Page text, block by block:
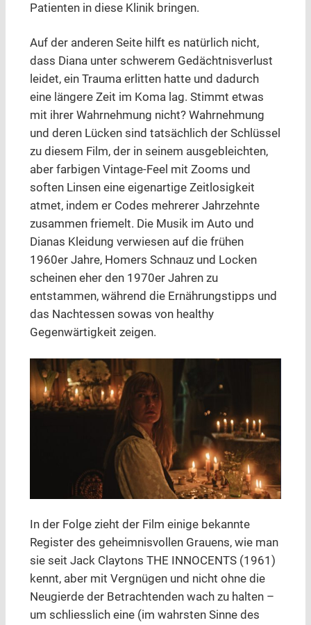
Patienten in diese Klinik bringen.
Auf der anderen Seite hilft es natürlich nicht,
dass Diana unter schwerem Gedächtnisverlust
leidet, ein Trauma erlitten hatte und dadurch
eine längere Zeit im Koma lag. Stimmt etwas
mit ihrer Wahrnehmung nicht? Wahrnehmung
und deren Lücken sind tatsächlich der Schlüssel
zu diesem Film, der in seinem ausgebleichten,
aber farbigen Vintage-Feel mit Zooms und
soften Linsen eine eigenartige Zeitlosigkeit
atmet, indem er Codes mehrerer Jahrzehnte
zusammen friemelt. Die Musik im Auto und
Dianas Kleidung verwiesen auf die frühen
1960er Jahre, Homers Schnauz und Locken
scheinen eher den 1970er Jahren zu
entstammen, während die Ernährungstipps und
das Nachtessen sowas von healthy
Gegenwärtigkeit zeigen.
In der Folge zieht der Film einige bekannte
Register des geheimnisvollen Grauens, wie man
sie seit Jack Claytons THE INNOCENTS (1961)
kennt, aber mit Vergnügen und nicht ohne die
Neugierde der Betrachtenden wach zu halten –
um schliesslich eine (im wahrsten Sinne des